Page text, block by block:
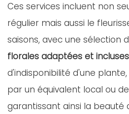
Ces services incluent non
régulier mais aussi le
saisons, avec une sélection
florales adaptées et
d'indisponibilité d'une
par un équivalent local ou
garantissant ainsi la beauté